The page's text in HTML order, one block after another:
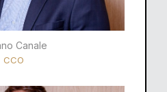
Canale
CCO